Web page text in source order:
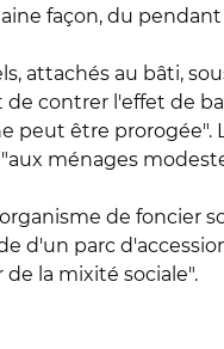
façon, du pendant
attachés au bâti,
contrer l'effet de
peut être prorogée".
ménages
de foncier
d'un parc
la mixité sociale".